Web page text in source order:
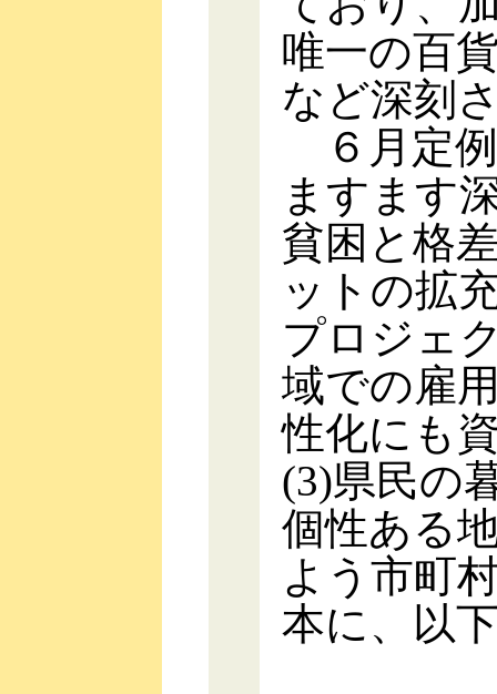
唯一の百
など深刻
６月定
ますます
貧困と格
ットの拡
プロジェ
域での雇
性化にも
(3)県民の
個性ある
よう市町
本に、以